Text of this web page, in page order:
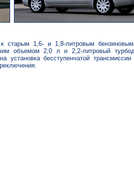
старым 1,6- и 1,8-литровым
объемом 2,0 л и 2,2-литровый
установка бесступенчатой